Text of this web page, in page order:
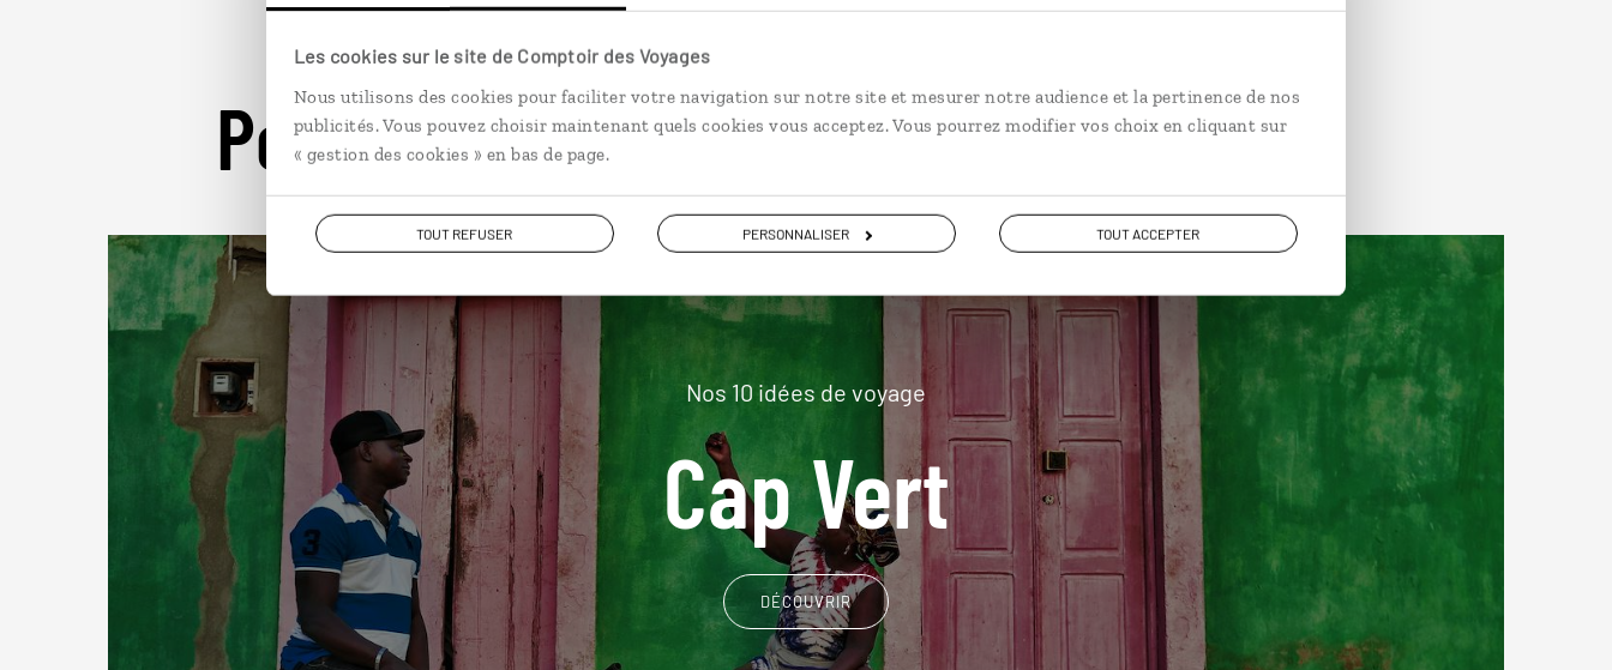
Les cookies sur le site de Comptoir des Voyages
Nous utilisons des cookies pour faciliter votre navigation sur notre site et mesurer notre audience et la pertinence de nos
publicités. Vous pouvez choisir maintenant quels cookies vous acceptez. Vous pourrez modifier vos choix en cliquant sur
« gestion des cookies » en bas de page.
TOUT REFUSER PERSONNALISER TOUT ACCEPTER
Pour aller plus loin
Nos 10 idées de voyage
Cap Vert
DÉCOUVRIR